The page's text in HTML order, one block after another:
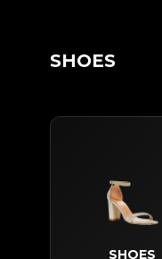
SHOES
SHOES